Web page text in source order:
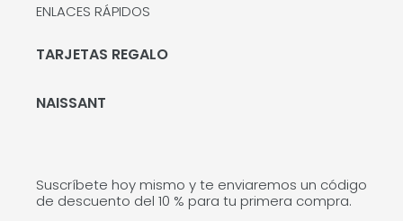
ENLACES RÁPIDOS
TARJETAS REGALO
NAISSANT
Suscríbete hoy mismo y te enviaremos un código
de descuento del 10 % para tu primera compra.